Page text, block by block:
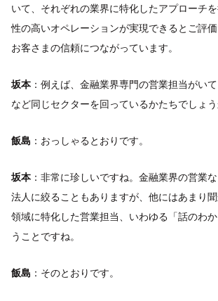
いて、それぞれの業界に特化したアプローチ
性の高いオペレーションが実現できるとご評価
お客さまの信頼につながっています。
坂本 ：例えば、金融業界専門の営業担当がい
など同じセクターを回っているかたちでしょう
飯島 ：おっしゃるとおりです。
坂本 ：非常に珍しいですね。金融業界の営業
法人に絞ることもありますが、他にはあまり
領域に特化した営業担当、いわゆる「話のわ
うことですね。
飯島 ：そのとおりです。